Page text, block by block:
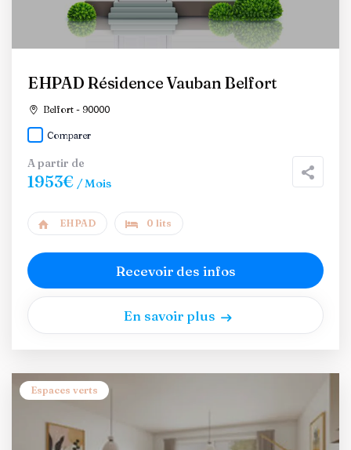
EHPAD Résidence Vauban Belfort
Belfort - 90000
Comparer
A partir de
1953€ / Mois
EHPAD 0 lits
Recevoir des infos
En savoir plus
Espaces verts